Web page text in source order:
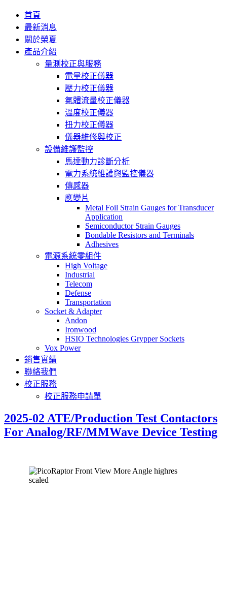
首頁
最新消息
關於榮夏
產品介紹
量測校正與服務
電量校正儀器
壓力校正儀器
氣體流量校正儀器
溫度校正儀器
扭力校正儀器
儀器維修與校正
設備維護監控
馬達動力診斷分析
電力系統維護與監控儀器
傳感器
應變片
Metal Foil Strain Gauges for Transducer
Application
Semiconductor Strain Gauges
Bondable Resistors and Terminals
Adhesives
電源系統零組件
High Voltage
Industrial
Telecom
Defense
Transportation
Socket & Adapter
Andon
Ironwood
HSIO Technologies Grypper Sockets
Vox Power
銷售實績
聯絡我們
校正服務
校正服務申請單
2025-02 ATE/Production Test Contactors
For Analog/RF/MMWave Device Testing